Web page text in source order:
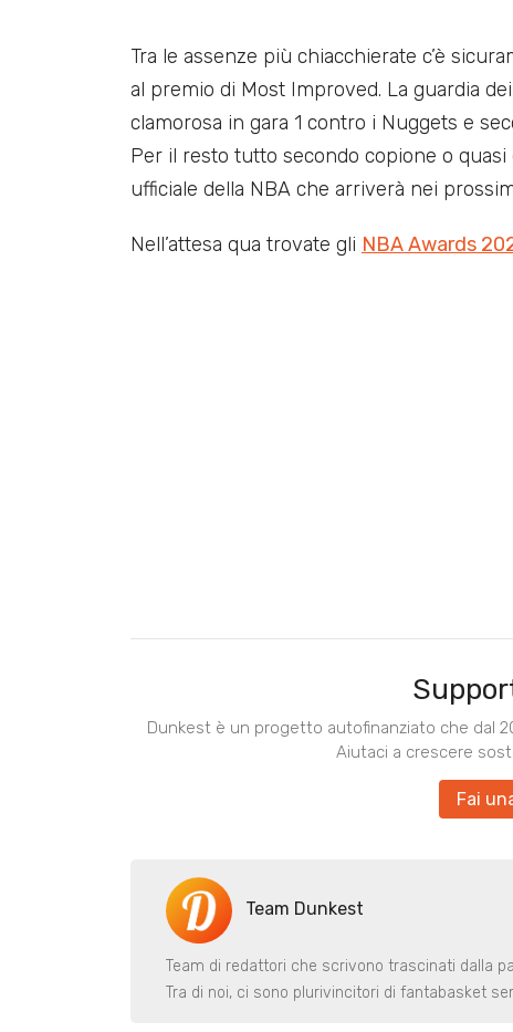
Tra le assenze più chiacchierate c’è
al premio di Most Improved. La guardia
clamorosa in gara 1 contro i Nuggets e
Per il resto tutto secondo copione o
ufficiale della NBA che arriverà nei
Nell’attesa qua trovate gli NBA Awards
Dunkest è un progetto autofinanziato che dal
Aiutaci a crescere
Fai
Team Dunkest
Team di redattori che scrivono trascinati dalla
Tra di noi, ci sono plurivincitori di fantabasket